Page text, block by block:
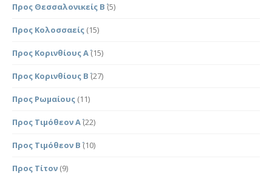
Προς Θεσσαλονικείς Β΄ (5)
Προς Κολοσσαείς (15)
Προς Κορινθίους Α΄(15)
Προς Κορινθίους Β΄ (27)
Προς Ρωμαίους (11)
Προς Τιμόθεον Α΄(22)
Προς Τιμόθεον Β΄ (10)
Προς Τίτον (9)